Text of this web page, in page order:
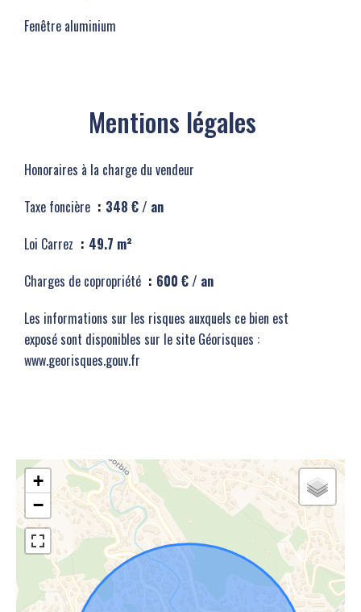
Fenêtre aluminium
Mentions légales
Honoraires à la charge du vendeur
Taxe foncière
348 € / an
Loi Carrez
49.7 m²
Charges de copropriété
600 € / an
Les informations sur les risques auxquels ce bien est
exposé sont disponibles sur le site Géorisques :
www.georisques.gouv.fr
+
−